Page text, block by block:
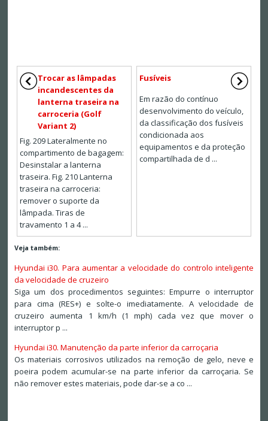
Trocar as lâmpadas
incandescentes da
lanterna traseira na
carroceria (Golf
Variant 2)
Fig. 209 Lateralmente no
compartimento de bagagem:
Desinstalar a lanterna
traseira. Fig. 210 Lanterna
traseira na carroceria:
remover o suporte da
lâmpada. Tiras de
travamento 1 a 4 ...
Fusíveis
Em razão do contínuo
desenvolvimento do veículo,
da classificação dos fusíveis
condicionada aos
equipamentos e da proteção
compartilhada de d ...
Veja também:
Hyundai i30. Para aumentar a velocidade do controlo inteligente
da velocidade de cruzeiro
Siga um dos procedimentos seguintes: Empurre o interruptor
para cima (RES+) e solte-o imediatamente. A velocidade de
cruzeiro aumenta 1 km/h (1 mph) cada vez que mover o
interruptor p ...
Hyundai i30. Manutenção da parte inferior da carroçaria
Os materiais corrosivos utilizados na remoção de gelo, neve e
poeira podem acumular-se na parte inferior da carroçaria. Se
não remover estes materiais, pode dar-se a co ...